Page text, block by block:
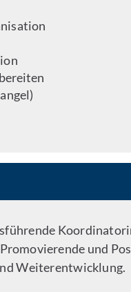
und
Weiterentwicklung.